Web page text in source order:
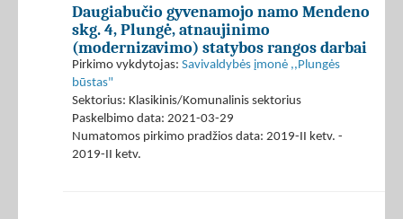
Daugiabučio gyvenamojo namo Mendeno
skg. 4, Plungė, atnaujinimo
(modernizavimo) statybos rangos darbai
Pirkimo vykdytojas: Savivaldybės įmonė ,,Plungės
būstas"
Sektorius: Klasikinis/Komunalinis sektorius
Paskelbimo data: 2021-03-29
Numatomos pirkimo pradžios data: 2019-II ketv. -
2019-II ketv.